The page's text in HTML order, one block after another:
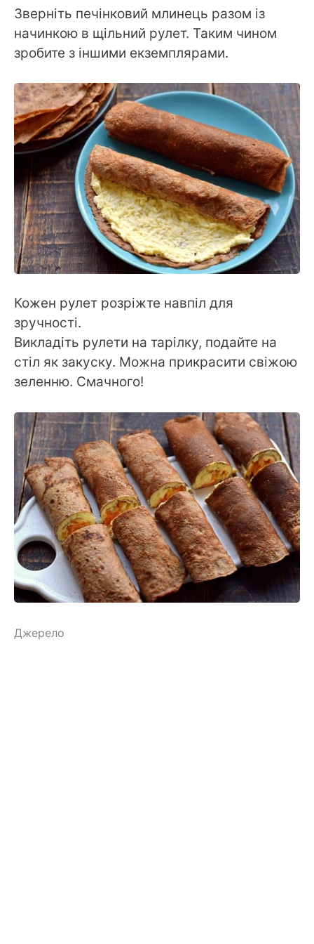
Зверніть печінковий млинець разом із
начинкою в щільний рулет. Таким чином
зробите з іншими екземплярами.
Кожен рулет розріжте навпіл для
зручності.
Викладіть рулети на тарілку, подайте на
стіл як закуску. Можна прикрасити свіжою
зеленню. Смачного!
Джерело